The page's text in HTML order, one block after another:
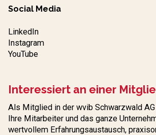
Social Media
LinkedIn
Instagram
YouTube
Interessiert an einer
Als Mitglied in der wvib Schwarzwald
Ihre Mitarbeiter und das ganze
wertvollem Erfahrungs­austausch,